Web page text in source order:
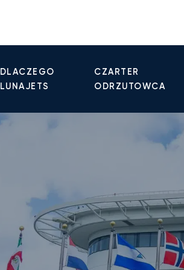
DLACZEGO
LUNAJETS
CZARTER
ODRZUTOWCA